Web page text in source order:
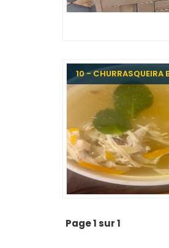
10 - CHURRASQUEIRA
Page 1 sur 1